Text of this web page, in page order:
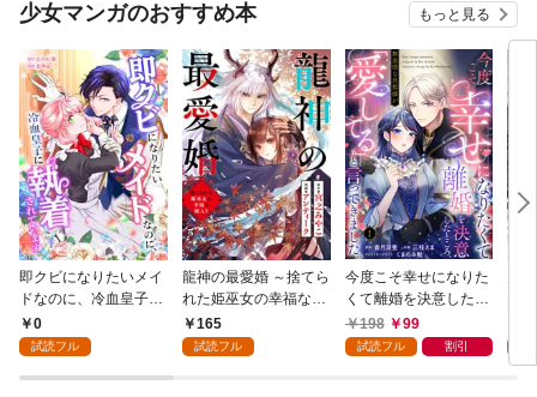
少女マンガのおすすめ本 もっと見る
即クビになりたいメイ
ドなのに、冷血皇子に
執着されています第1
話
0
試読フル
龍神の最愛婚 ～捨てら
れた姫巫女の幸福な嫁
入り～: 1
165
試読フル
今度こそ幸せになりた
くて離婚を決意したと
ころ、無表情な旦那様
が「愛してる」と言っ
198 99
試読フル 割引